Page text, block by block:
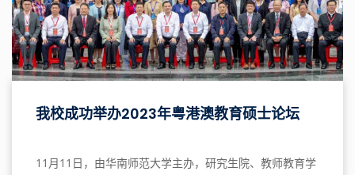
我校成功举办2023年粤港澳教育硕士论坛
11月11日，由华南师范大学主办，研究生院、教师教育学